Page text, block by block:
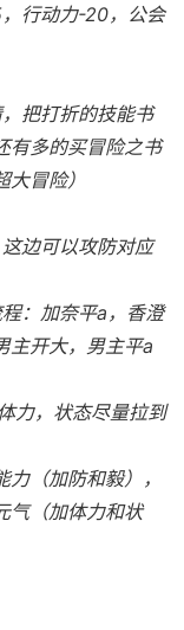
行动力-20，公会
把打折的技能书
有多的买冒险之书
冒险）
边可以攻防对应
：加奈平a，香澄
主开大，男主平a
力，状态尽量拉到
（加防和毅），
气（加体力和状